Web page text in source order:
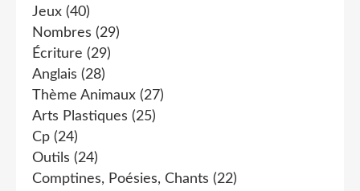
Jeux (40)
Nombres (29)
Écriture (29)
Anglais (28)
Thème Animaux (27)
Arts Plastiques (25)
Cp (24)
Outils (24)
Comptines, Poésies, Chants (22)